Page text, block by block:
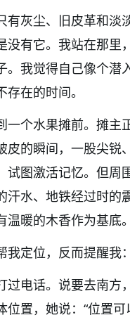
有灰尘、旧皮革和淡
没有它。我站在那里
。我觉得自己像个潜
在的时间。
一个水果摊前。摊主
皮的瞬间，一股尖锐
试图激活记忆。但周
汗水、地铁经过时的
温暖的木香作为基底。
我定位，反而提醒我
过电话。说要去南方
位置，她说：“位置